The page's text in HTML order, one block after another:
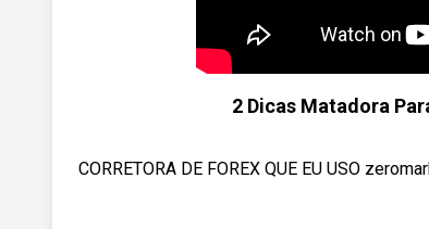
2 Dicas Matadora
CORRETORA DE FOREX QUE EU USO